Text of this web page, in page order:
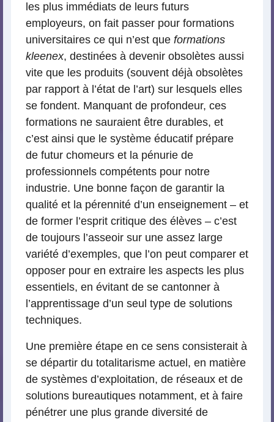
les plus immédiats de leurs futurs
employeurs, on fait passer pour formations
universitaires ce qui n’est que formations
kleenex, destinées à devenir obsolètes aussi
vite que les produits (souvent déjà obsolètes
par rapport à l’état de l’art) sur lesquels elles
se fondent. Manquant de profondeur, ces
formations ne sauraient être durables, et
c’est ainsi que le système éducatif prépare
de futur chomeurs et la pénurie de
professionnels compétents pour notre
industrie. Une bonne façon de garantir la
qualité et la pérennité d’un enseignement – et
de former l’esprit critique des élèves – c’est
de toujours l’asseoir sur une assez large
variété d’exemples, que l’on peut comparer et
opposer pour en extraire les aspects les plus
essentiels, en évitant de se cantonner à
l’apprentissage d’un seul type de solutions
techniques.
Une première étape en ce sens consisterait à
se départir du totalitarisme actuel, en matière
de systèmes d’exploitation, de réseaux et de
solutions bureautiques notamment, et à faire
pénétrer une plus grande diversité de